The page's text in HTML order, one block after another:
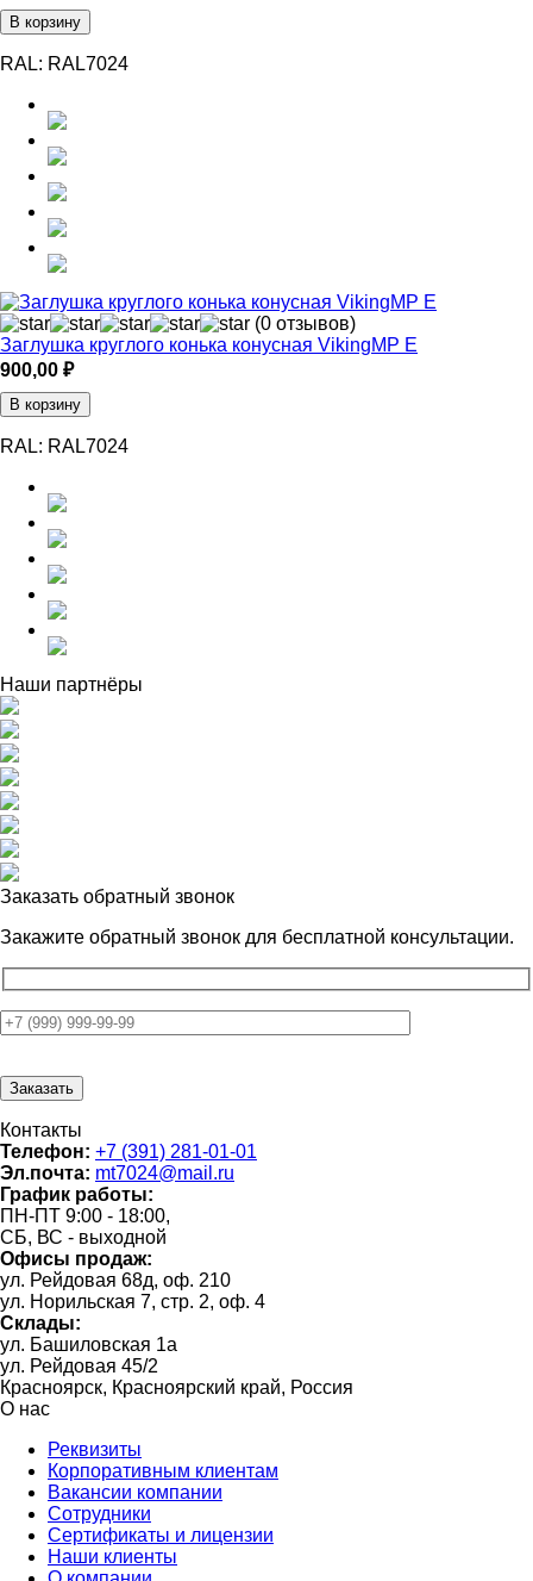
В корзину
RAL: RAL7024
(0 отзывов)
Заглушка круглого конька конусная VikingMP E
900,00 ₽
В корзину
RAL: RAL7024
Наши партнёры
Заказать обратный звонок
Закажите обратный звонок для бесплатной консультации.
Контакты
Телефон: +7 (391) 281-01-01
Эл.почта: mt7024@mail.ru
График работы:
ПН-ПТ 9:00 - 18:00,
СБ, ВС - выходной
Офисы продаж:
ул. Рейдовая 68д, оф. 210
ул. Норильская 7, стр. 2, оф. 4
Склады:
ул. Башиловская 1а
ул. Рейдовая 45/2
Красноярск, Красноярский край, Россия
О нас
Реквизиты
Корпоративным клиентам
Вакансии компании
Сотрудники
Сертификаты и лицензии
Наши клиенты